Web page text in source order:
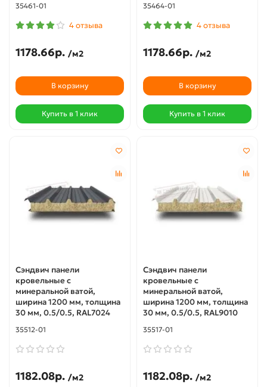
35461-01
4 отзыва
1178.66р. /м2
В корзину
Купить в 1 клик
35464-01
4 отзыва
1178.66р. /м2
В корзину
Купить в 1 клик
Сэндвич панели
кровельные с
минеральной ватой,
ширина 1200 мм, толщина
30 мм, 0.5/0.5, RAL7024
35512-01
1182.08р. /м2
Сэндвич панели
кровельные с
минеральной ватой,
ширина 1200 мм, толщина
30 мм, 0.5/0.5, RAL9010
35517-01
1182.08р. /м2